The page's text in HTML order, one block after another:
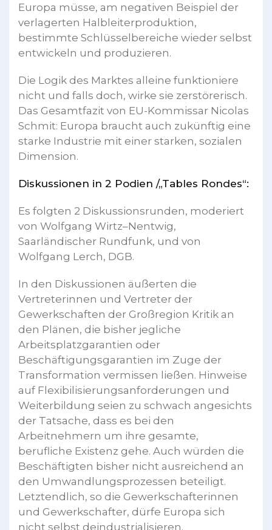
Europa müsse, am negativen Beispiel der
verlagerten Halbleiterproduktion,
bestimmte Schlüsselbereiche wieder selbst
entwickeln und produzieren.
Die Logik des Marktes alleine funktioniere
nicht und falls doch, wirke sie zerstörerisch.
Das Gesamtfazit von EU-Kommissar Nicolas
Schmit: Europa braucht auch zukünftig eine
starke Industrie mit einer starken, sozialen
Dimension.
Diskussionen in 2 Podien /„Tables Rondes“:
Es folgten 2 Diskussionsrunden, moderiert
von Wolfgang Wirtz–Nentwig,
Saarländischer Rundfunk, und von
Wolfgang Lerch, DGB.
In den Diskussionen äußerten die
Vertreterinnen und Vertreter der
Gewerkschaften der Großregion Kritik an
den Plänen, die bisher jegliche
Arbeitsplatzgarantien oder
Beschäftigungsgarantien im Zuge der
Transformation vermissen ließen. Hinweise
auf Flexibilisierungsanforderungen und
Weiterbildung seien zu schwach angesichts
der Tatsache, dass es bei den
Arbeitnehmern um ihre gesamte,
berufliche Existenz gehe. Auch würden die
Beschäftigten bisher nicht ausreichend an
den Umwandlungsprozessen beteiligt.
Letztendlich, so die Gewerkschafterinnen
und Gewerkschafter, dürfe Europa sich
nicht selbst deindustrialisieren.